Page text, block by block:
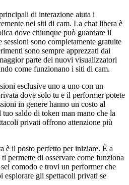
di interazione aiuta i
nei siti di cam. La chat libera è
dove chiunque può guardare il
sono completamente gratuite
sono sempre apprezzati dai
parte dei nuovi visualizzatori
come funzionano i siti di cam.
esclusive uno a uno con un
dove solo tu e il performer potete
in genere hanno un costo al
saldo di token man mano che la
privati offrono attenzione più
è il posto perfetto per iniziare. È a
ti permette di osservare come funziona
comodo e trovi un performer che
esplorare gli spettacoli privati se